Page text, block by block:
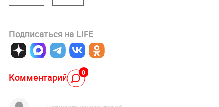
Подписаться на LIFE
Комментарий 0